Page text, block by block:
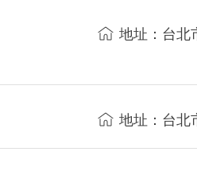
地址：台北
地址：台北